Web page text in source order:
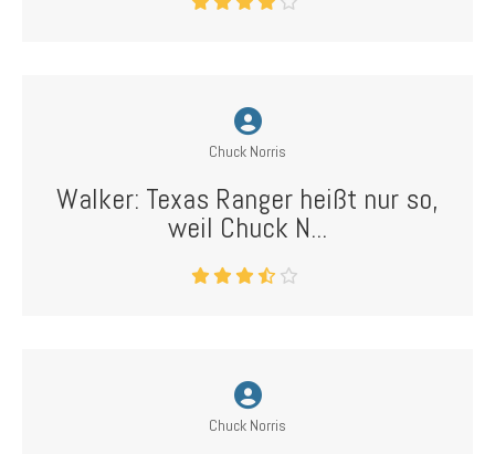
Chuck Norris
Walker: Texas Ranger heißt nur so,
weil Chuck N...
Chuck Norris